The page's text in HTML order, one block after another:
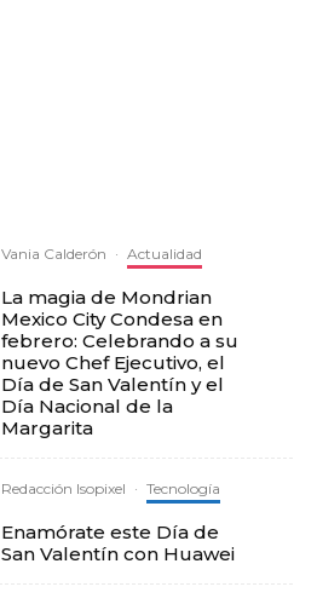
Vania Calderón · Actualidad
La magia de Mondrian
Mexico City Condesa en
febrero: Celebrando a su
nuevo Chef Ejecutivo, el
Día de San Valentín y el
Día Nacional de la
Margarita
Redacción Isopixel · Tecnología
Enamórate este Día de
San Valentín con Huawei